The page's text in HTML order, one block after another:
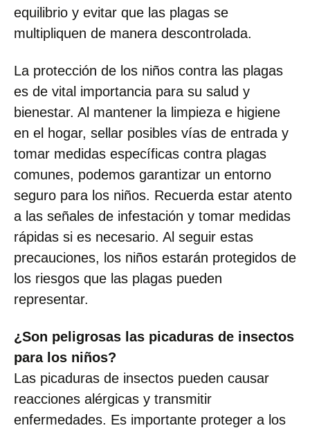
equilibrio y evitar que las plagas se
multipliquen de manera descontrolada.
La protección de los niños contra las plagas
es de vital importancia para su salud y
bienestar. Al mantener la limpieza e higiene
en el hogar, sellar posibles vías de entrada y
tomar medidas específicas contra plagas
comunes, podemos garantizar un entorno
seguro para los niños. Recuerda estar atento
a las señales de infestación y tomar medidas
rápidas si es necesario. Al seguir estas
precauciones, los niños estarán protegidos de
los riesgos que las plagas pueden
representar.
¿Son peligrosas las picaduras de insectos
para los niños?
Las picaduras de insectos pueden causar
reacciones alérgicas y transmitir
enfermedades. Es importante proteger a los